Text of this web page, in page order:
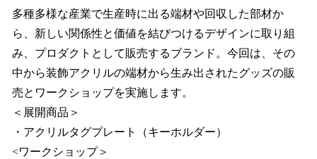
多種多様な産業で生産時に出る端材や回収した部材か
ら、新しい関係性と価値を結びつけるデザインに取り組
み、プロダクトとして販売するブランド。今回は、その
中から装飾アクリルの端材から生み出されたグッズの販
売とワークショップを実施します。
＜展開商品＞
・アクリルタグプレート（キーホルダー）
<ワークショップ＞